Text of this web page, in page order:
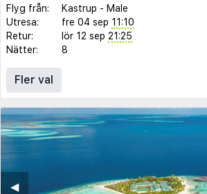
Flyg från: Kastrup - Male
Utresa:
fre 04 sep 11:10
Retur:
lör 12 sep 21:25
Nätter:
8
Fler val
◀︎